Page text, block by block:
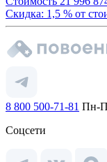
Скидка: 1,5 % от
8 800 500-71-81 Пн-
Соцсети